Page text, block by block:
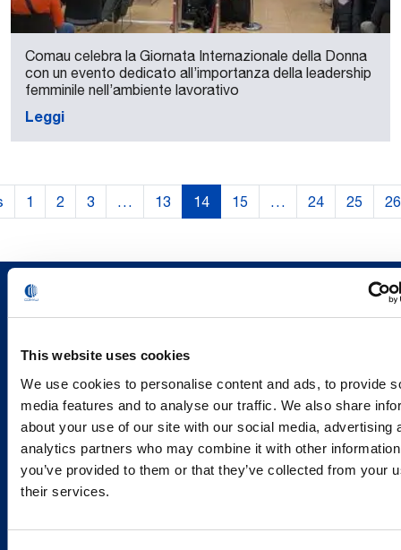
This website uses cookies
We use cookies to personalise content and ads, to provide
media features and to analyse our traffic. We also share
about your use of our site with our social media, advertising
analytics partners who may combine it with other
you’ve provided to them or that they’ve collected from your
their services.
Comau celebra la Giornata Internazionale della Donna
con un evento dedicato all’importanza della leadership
femminile nell’ambiente lavorativo
Leggi
1 2 3 … 13 14 15 … 24 25 26